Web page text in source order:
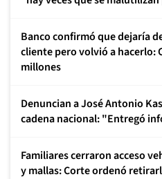
Banco confirmó que dejaría
cliente pero volvió a hacerlo:
millones
Denuncian a José Antonio
cadena nacional: "Entregó
Familiares cerraron acceso
y mallas: Corte ordenó